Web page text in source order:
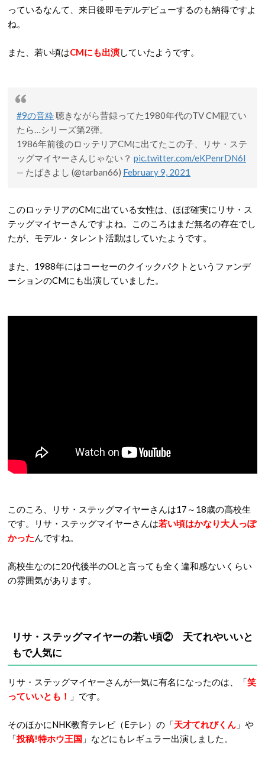
っているなんて、来日後即モデルデビューするのも納得ですよ
ね。
また、若い頃はCMにも出演していたようです。
#9の音粋聴きながら昔録ってた1980年代のTV CM観てい
たら…シリーズ第2弾。
1986年前後のロッテリアCMに出てたこの子、リサ・ステ
ッグマイヤーさんじゃない？ pic.twitter.com/eKPenrDN6I
— たばきよし (@tarban66) February 9, 2021
このロッテリアのCMに出ている女性は、ほぼ確実にリサ・ス
テッグマイヤーさんですよね。このころはまだ無名の存在でし
たが、モデル・タレント活動はしていたようです。
また、1988年にはコーセーのクイックパクトというファンデ
ーションのCMにも出演していました。
このころ、リサ・ステッグマイヤーさんは17～18歳の高校生
です。リサ・ステッグマイヤーさんは若い頃はかなり大人っぽ
かったんですね。
高校生なのに20代後半のOLと言っても全く違和感ないくらい
の雰囲気があります。
リサ・ステッグマイヤーの若い頃② 天てれやいいと
もで人気に
リサ・ステッグマイヤーさんが一気に有名になったのは、「笑
っていいとも！
」です。
そのほかにNHK教育テレビ（Eテレ）の「天才てれびくん 」や
「投稿!特ホウ王国 」などにもレギュラー出演しました。